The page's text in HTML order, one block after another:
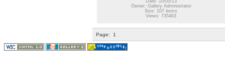
Owner: Gallery Administrator
Size: 107 items
Views: 735463
Page: 1